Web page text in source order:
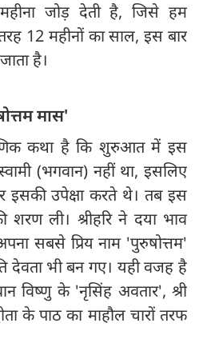
जोड़ देती है, जिसे हम
12 महीनों का साल, इस बार
है।
मास'
कथा है कि शुरुआत में इस
(भगवान) नहीं था, इसलिए
उपेक्षा करते थे। तब इस
शरण ली। श्रीहरि ने दया भाव
सबसे प्रिय नाम 'पुरुषोत्तम'
देवता भी बन गए। यही वजह है
विष्णु के 'नृसिंह अवतार', श्री
के पाठ का माहौल चारों तरफ